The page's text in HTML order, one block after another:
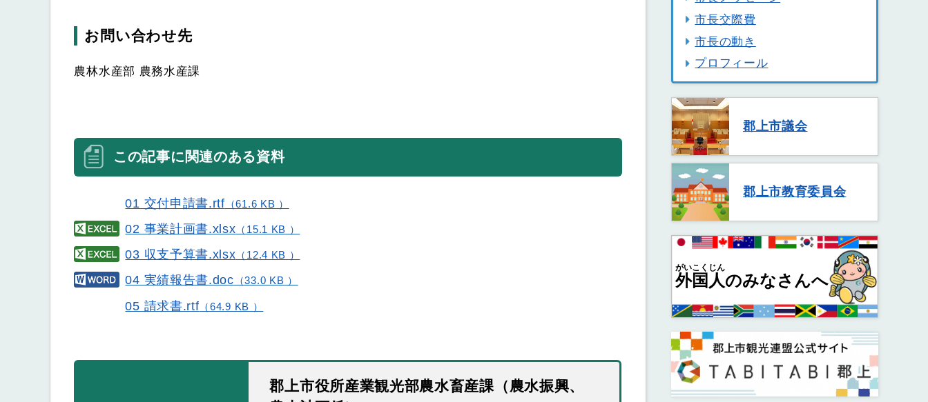
お問い合わせ先
農林水産部 農務水産課
この記事に関連のある資料
01 交付申請書.rtf （61.6 KB ）
02 事業計画書.xlsx （15.1 KB ）
03 収支予算書.xlsx （12.4 KB ）
04 実績報告書.doc （33.0 KB ）
05 請求書.rtf （64.9 KB ）
郡上市役所産業観光部農水畜産課（農水振興、
市長交際費
市長の動き
プロフィール
郡上市議会
郡上市教育委員会
外国人
がいこくじん
のみなさんへ